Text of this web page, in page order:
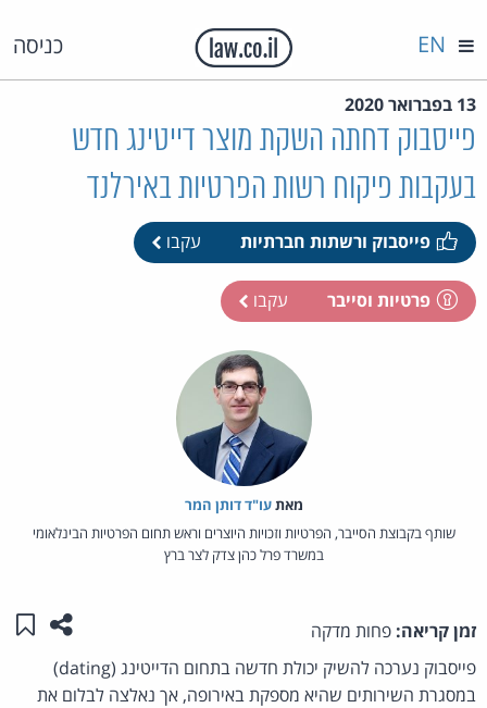
כניסה EN
13 בפברואר 2020
פייסבוק דחתה השקת מוצר דייטינג חדש
בעקבות פיקוח רשות הפרטיות באירלנד
פייסבוק ורשתות חברתיות עקבו
פרטיות וסייבר עקבו
מאת‏עו"ד דותן המר
שותף בקבוצת הסייבר, הפרטיות וזכויות היוצרים וראש תחום הפרטיות הבינלאומי
במשרד פרל כהן צדק לצר ברץ
זמן קריאה: פחות מדקה שתפו
פייסבוק נערכה להשיק יכולת חדשה בתחום הדייטינג (dating)
במסגרת השירותים שהיא מספקת באירופה, אך נאלצה לבלום את